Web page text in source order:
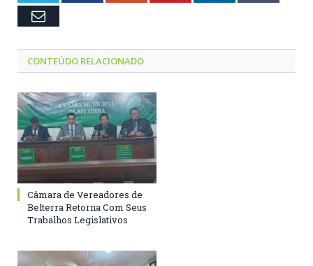
Email
CONTEÚDO RELACIONADO
Câmara de Vereadores de
Belterra Retorna Com Seus
Trabalhos Legislativos